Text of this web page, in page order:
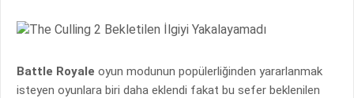
Battle Royale oyun modunun popülerliğinden yararlanmak
isteyen oyunlara biri daha eklendi fakat bu sefer beklenilen